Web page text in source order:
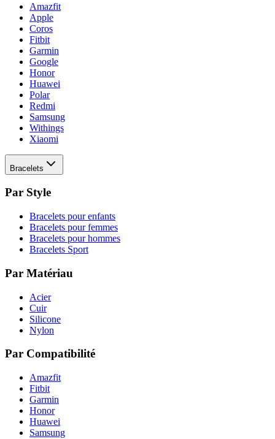
Amazfit
Apple
Coros
Fitbit
Garmin
Google
Honor
Huawei
Polar
Redmi
Samsung
Withings
Xiaomi
Bracelets
Par Style
Bracelets pour enfants
Bracelets pour femmes
Bracelets pour hommes
Bracelets Sport
Par Matériau
Acier
Cuir
Silicone
Nylon
Par Compatibilité
Amazfit
Fitbit
Garmin
Honor
Huawei
Samsung